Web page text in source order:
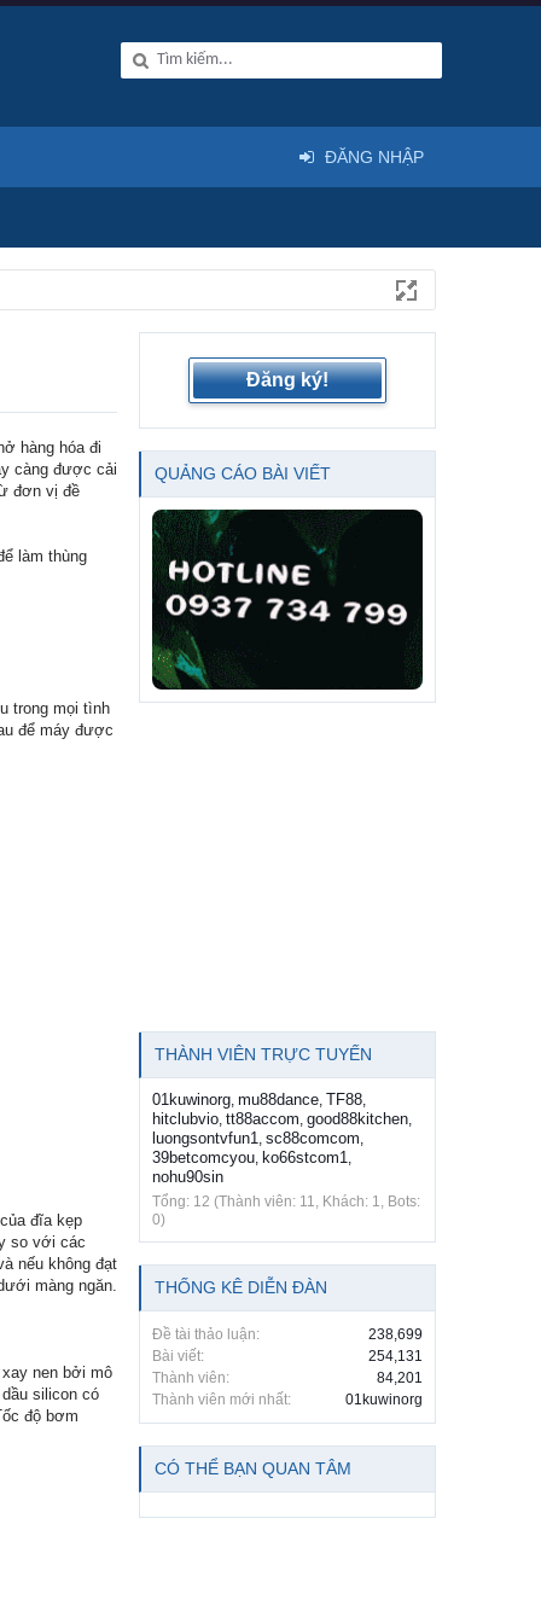
hàng hóa đi
càng được cải
đơn vị đề
làm thùng
trong mọi tình
để máy được
đĩa kẹp
so với các
nếu không đạt
màng ngăn.
nen bởi mô
silicon có
độ bơm
Đăng ký!
QUẢNG CÁO BÀI VIẾT
THÀNH VIÊN TRỰC TUYẾN
01kuwinorg, mu88dance, TF88,
hitclubvio, tt88accom, good88kitchen,
luongsontvfun1, sc88comcom,
39betcomcyou, ko66stcom1,
nohu90sin
Tổng: 12 (Thành viên: 11, Khách: 1, Bots:
0)
THỐNG KÊ DIỄN ĐÀN
Đề tài thảo luận:
238,699
Bài viết:
254,131
Thành viên:
84,201
Thành viên mới nhất:
01kuwinorg
CÓ THỂ BẠN QUAN TÂM
ĐĂNG NHẬP